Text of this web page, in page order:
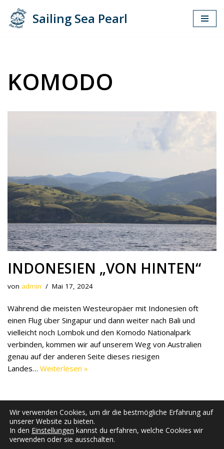
Zum
Sailing Sea Pearl
KOMODO
INDONESIEN „VON HINTEN“
von admin Mai 17, 2024
Während die meisten Westeuropäer mit Indonesien oft
einen Flug über Singapur und dann weiter nach Bali und
vielleicht noch Lombok und den Komodo Nationalpark
verbinden, kommen wir auf unserem Weg von Australien
genau auf der anderen Seite dieses riesigen
Landes… Weiterlesen »
Wir verwenden Cookies, um dir die bestmögliche Erfahrung auf
unserer Website zu bieten.
In den Einstellungen kannst du erfahren, welche Cookies wir
verwenden oder sie ausschalten.